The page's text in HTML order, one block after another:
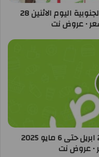
عروض اسواق المزرعة جدة و الجنوبية اليوم الاثنين 28
عروض المزرعة الرياض اليوم 27 ابريل حتى 6 مايو 2025
• عروض نت